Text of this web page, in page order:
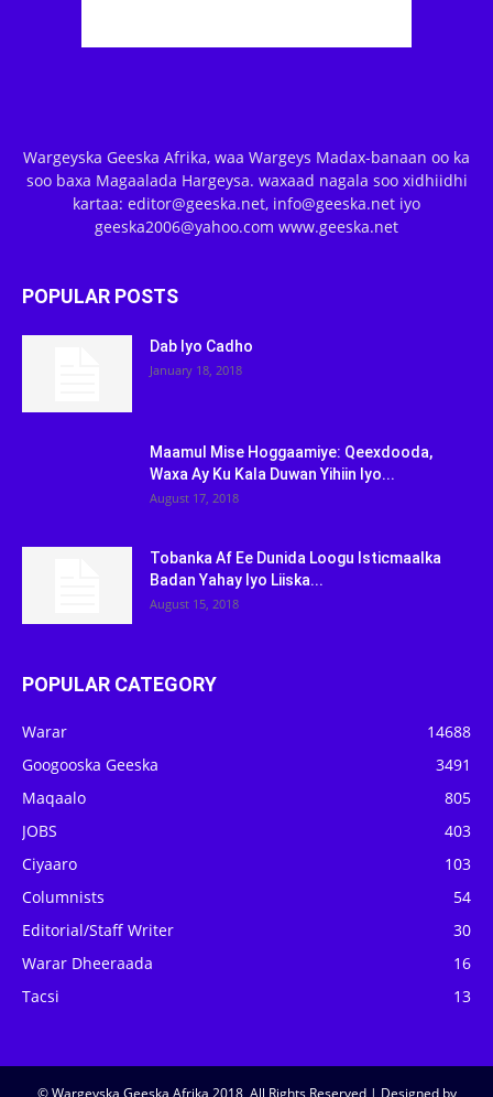
Wargeyska Geeska Afrika, waa Wargeys Madax-banaan oo ka
soo baxa Magaalada Hargeysa. waxaad nagala soo xidhiidhi
kartaa: editor@geeska.net, info@geeska.net iyo
geeska2006@yahoo.com www.geeska.net
POPULAR POSTS
Dab Iyo Cadho
January 18, 2018
Maamul Mise Hoggaamiye: Qeexdooda,
Waxa Ay Ku Kala Duwan Yihiin Iyo...
August 17, 2018
Tobanka Af Ee Dunida Loogu Isticmaalka
Badan Yahay Iyo Liiska...
August 15, 2018
POPULAR CATEGORY
Warar
14688
Googooska Geeska
3491
Maqaalo
805
JOBS
403
Ciyaaro
103
Columnists
54
Editorial/Staff Writer
30
Warar Dheeraada
16
Tacsi
13
© Wargeyska Geeska Afrika 2018, All Rights Reserved | Designed by